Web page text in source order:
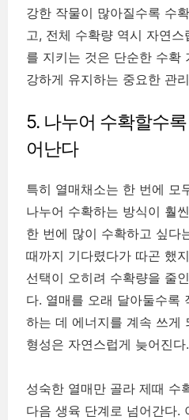
강한 작물이 많아질수록 수
고, 전체 수확량 역시 자연
를 지키는 것은 단순한 수확
강하게 유지하는 중요한 관
5. 나누어 수확할수
어난다
특히 열매채소는 한 번에 모
나누어 수확하는 방식이 훨
한 번에 많이 수확하고 싶다
때까지 기다렸다가 따곤 했
선택이 오히려 수확량을 줄
다. 열매를 오래 달아둘수록
하는 데 에너지를 계속 쓰게
형성은 자연스럽게 늦어진다.
성숙한 열매만 골라 제때 수
다음 생육 단계로 넘어간다.